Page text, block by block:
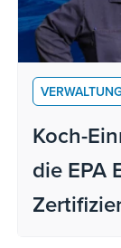
Koch-
die EPA